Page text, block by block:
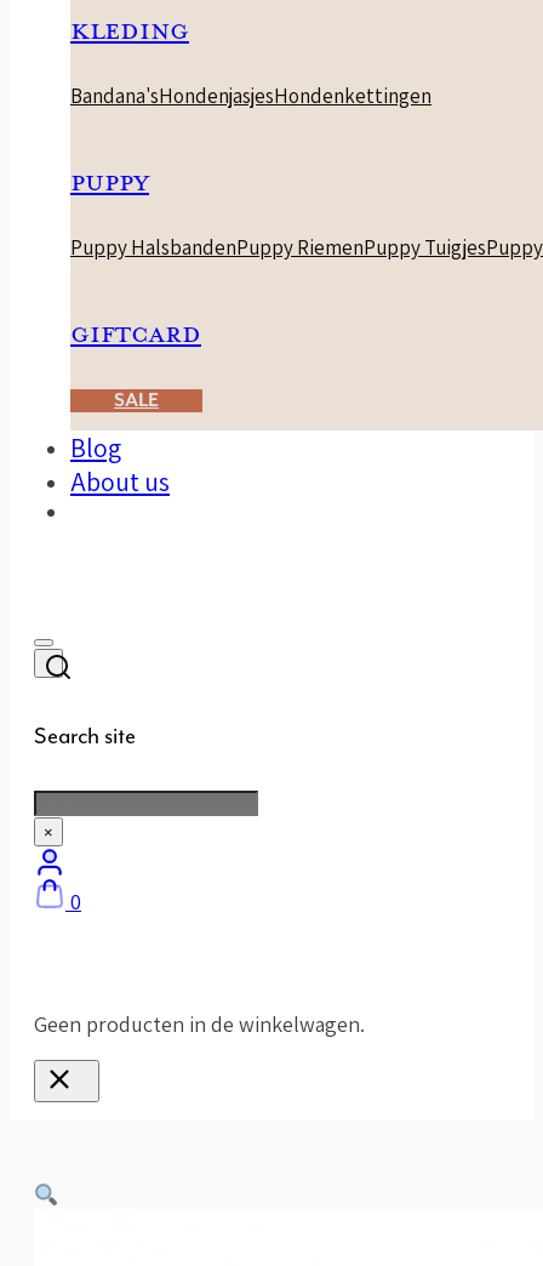
KLEDING
Bandana'sHondenjasjesHondenkettingen
PUPPY
Puppy HalsbandenPuppy RiemenPuppy Tuigjes
GIFTCARD
SALE
Blog
About us
Search site
Zoeken
×
0
Geen producten in de winkelwagen.